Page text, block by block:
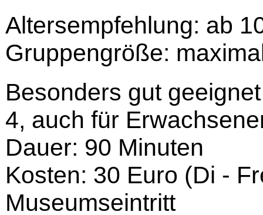
Altersempfehlung: ab
Gruppengröße:
Besonders gut
4, auch für
Dauer: 90 Minuten
Kosten: 30 Euro (Di -
Museumseintritt